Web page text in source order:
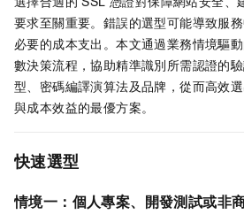
要求至關重要。錯誤的選型可能導致服
必要的成本支出。本文通過業務情境驅
數決策流程，協助精準識別所需認證的
型、密碼編譯演算法及品牌，從而高效
與成本效益的最優方案。
快速選型
情境一：個人專案、開發測試或非